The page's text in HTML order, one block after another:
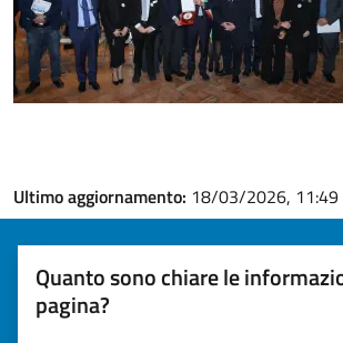
Ultimo aggiornamento: 18/03/2026, 11:49
Quanto sono chiare le
pagina?